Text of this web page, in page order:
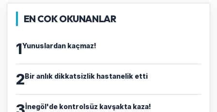
EN COK OKUNANLAR
1Yunuslardan kaçmaz!
2Bir anlık dikkatsizlik hastanelik etti
İnegöl'de kontrolsüz kavşakta kaza!